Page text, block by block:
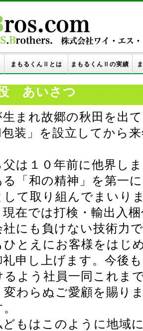
まもるくんⅡとは まもるくんⅡの実績
あいさつ
まれ故郷の秋田を出
包装」を設立してから
は１０年前に他界し
「和の精神」を第一
して取り組んでまいり
在では打検・輸出入
社にも負けない技術力
ひとえにお客様をはじ
申し上げます。今後
るよう社員一同これま
変わらぬご愛顧を賜り
もはこのように地域